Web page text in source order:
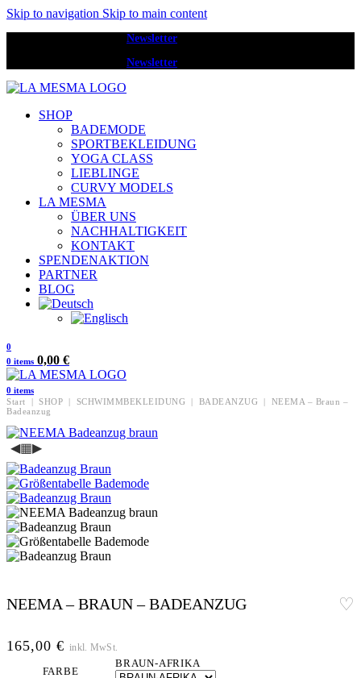
Skip to navigation Skip to main content
Newsletter
Newsletter
SHOP
BADEMODE
SPORTBEKLEIDUNG
YOGA CLASS
LIEBLINGE
CURVY MODELS
LA MESMA
ÜBER UNS
NACHHALTIGKEIT
KONTAKT
SPENDENAKTION
PARTNER
BLOG
0
0 items 0,00 €
0 items
Start
| SHOP | SCHWIMMBEKLEIDUNG | BADEANZUG | NEEMA – Braun –
Badeanzug
◀▦▶
NEEMA – BRAUN – BADEANZUG
165,00 € inkl. MwSt.
FARBE
BRAUN-AFRIKA